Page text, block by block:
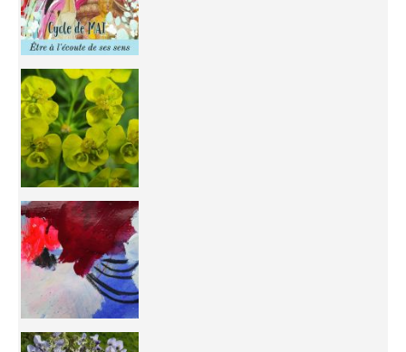
You're
50/50 OR 100/100 ? The day after Ascension, w